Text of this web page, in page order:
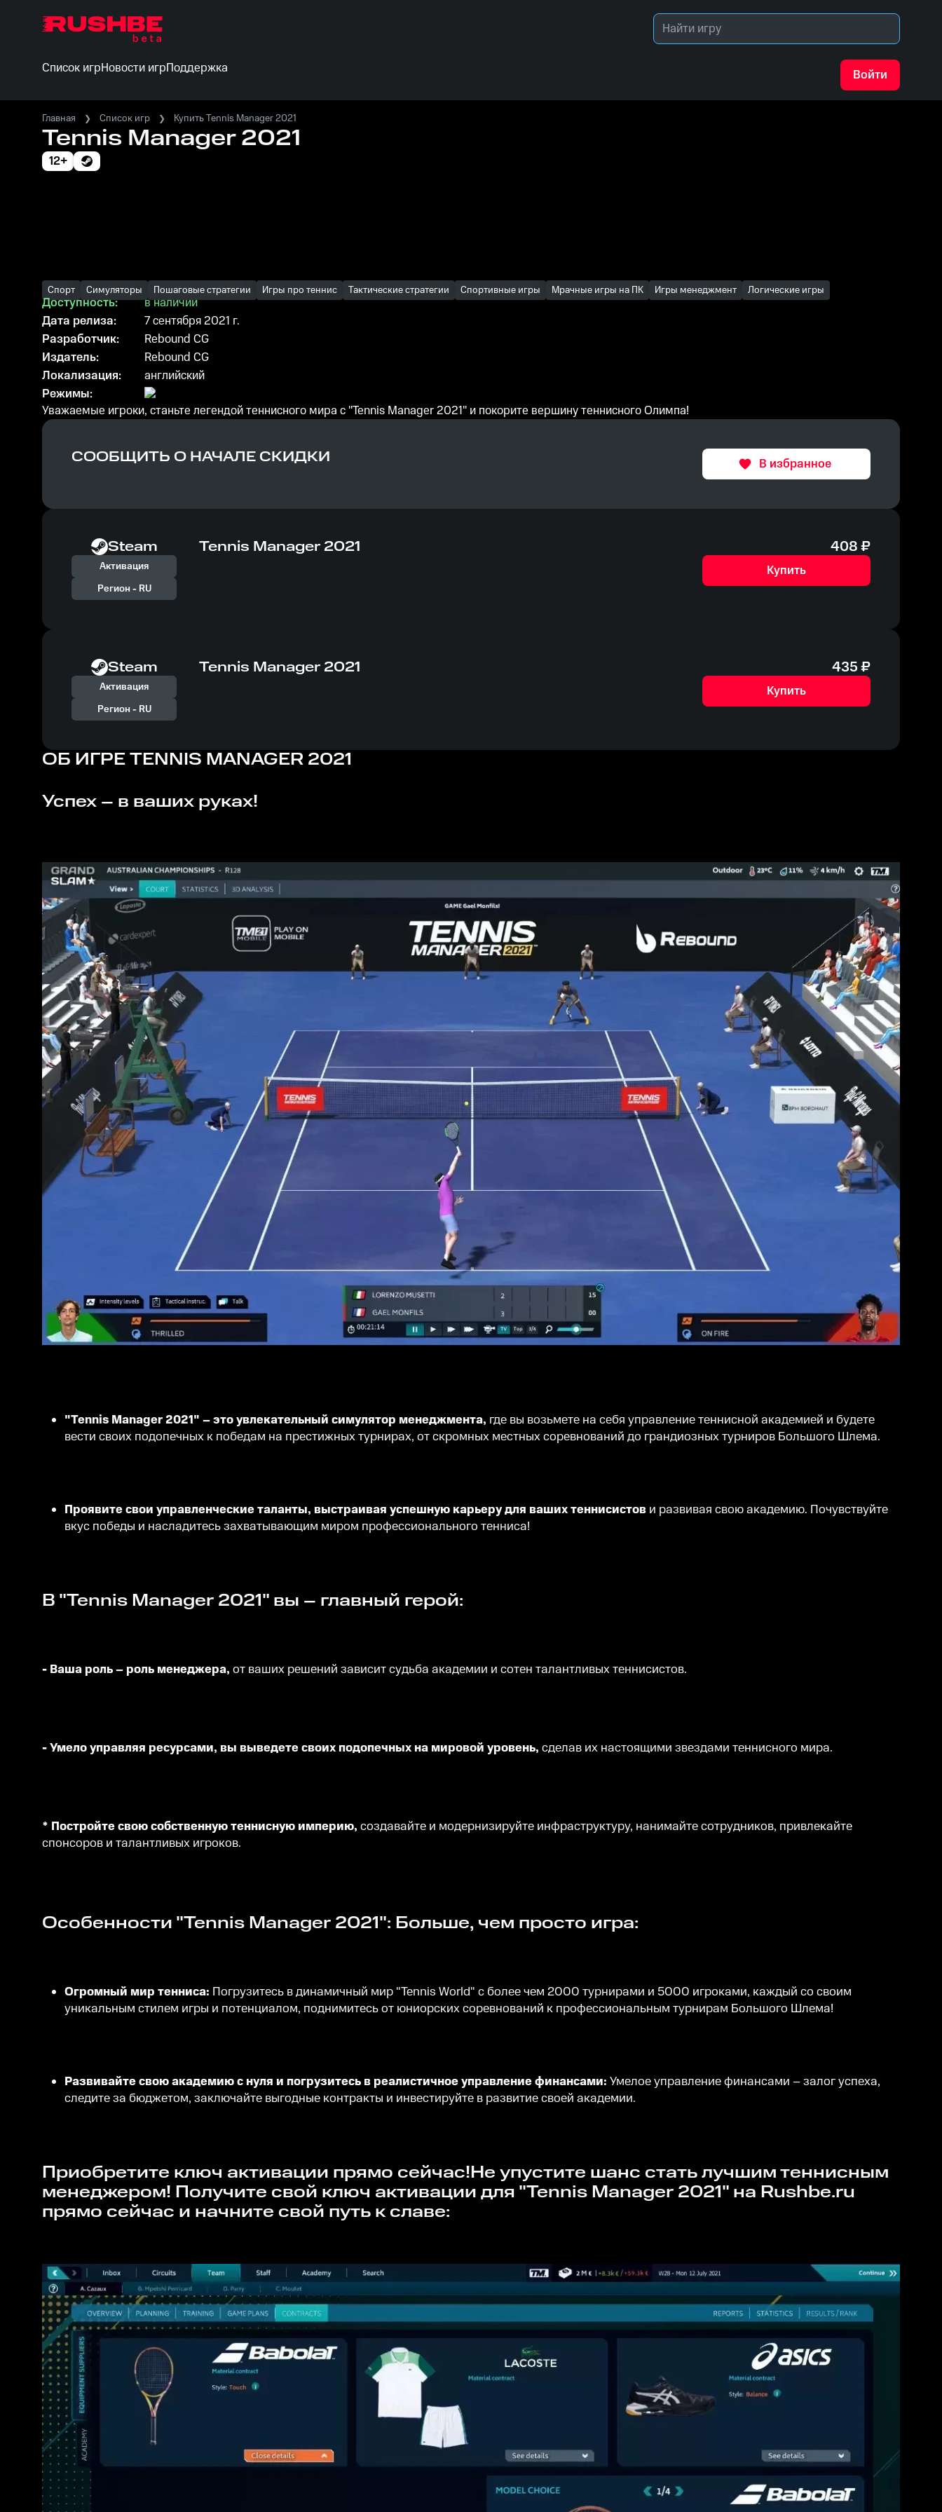
Список игрНовости игрПоддержка Войти
Главная Список игр Купить Tennis Manager 2021
Tennis Manager 2021
12+
Спорт Симуляторы Пошаговые стратегии Игры про теннис Тактические стратегии Спортивные игры Мрачные игры на ПК Игры менеджмент Логические игры
Доступность:
в наличии
Дата релиза:
7 сентября 2021 г.
Разработчик:
Rebound CG
Издатель:
Rebound CG
Локализация:
английский
Режимы:
Уважаемые игроки, станьте легендой теннисного мира с "Tennis Manager 2021" и покорите вершину теннисного Олимпа!
СООБЩИТЬ О НАЧАЛЕ СКИДКИ В избранное
Steam
Активация
Регион - RU
Tennis Manager 2021 408₽
Купить
Steam
Активация
Регион - RU
Tennis Manager 2021 435₽
Купить
ОБ ИГРЕTENNIS MANAGER 2021
Успех – в ваших руках!
"Tennis Manager 2021" – это увлекательный симулятор менеджмента, где вы возьмете на себя управление теннисной академией и будете
вести своих подопечных к победам на престижных турнирах, от скромных местных соревнований до грандиозных турниров Большого Шлема.
Проявите свои управленческие таланты, выстраивая успешную карьеру для ваших теннисистов и развивая свою академию. Почувствуйте
вкус победы и насладитесь захватывающим миром профессионального тенниса!
В "Tennis Manager 2021" вы – главный герой:
- Ваша роль – роль менеджера, от ваших решений зависит судьба академии и сотен талантливых теннисистов.
- Умело управляя ресурсами, вы выведете своих подопечных на мировой уровень, сделав их настоящими звездами теннисного мира.
* Постройте свою собственную теннисную империю, создавайте и модернизируйте инфраструктуру, нанимайте сотрудников, привлекайте
спонсоров и талантливых игроков.
Особенности "Tennis Manager 2021": Больше, чем просто игра:
Огромный мир тенниса: Погрузитесь в динамичный мир "Tennis World" с более чем 2000 турнирами и 5000 игроками, каждый со своим
уникальным стилем игры и потенциалом, поднимитесь от юниорских соревнований к профессиональным турнирам Большого Шлема!
Развивайте свою академию с нуля и погрузитесь в реалистичное управление финансами: Умелое управление финансами – залог успеха,
следите за бюджетом, заключайте выгодные контракты и инвестируйте в развитие своей академии.
Приобретите ключ активации прямо сейчас!Не упустите шанс стать лучшим теннисным
менеджером! Получите свой ключ активации для "Tennis Manager 2021" на Rushbe.ru
прямо сейчас и начните свой путь к славе: